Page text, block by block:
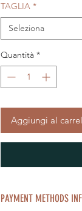
TAGLIA *
Seleziona
Quantità *
Aggiungi al
PAYMENT